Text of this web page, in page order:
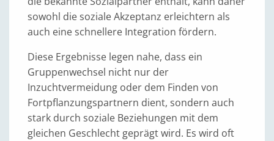
sowohl die soziale Akzeptanz erleichtern als
auch eine schnellere Integration fördern.
Diese Ergebnisse legen nahe, dass ein
Gruppenwechsel nicht nur der
Inzuchtvermeidung oder dem Finden von
Fortpflanzungspartnern dient, sondern auch
stark durch soziale Beziehungen mit dem
gleichen Geschlecht geprägt wird. Es wird oft